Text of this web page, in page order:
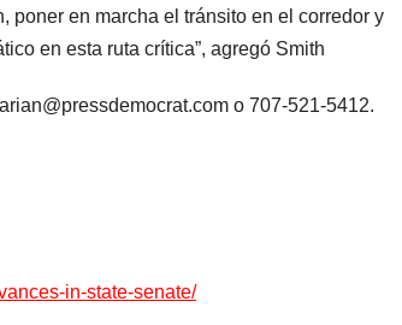
poner en marcha el tránsito en el corredor y
en esta ruta crítica”, agregó Smith
o 707-521-5412.
in-state-senate/